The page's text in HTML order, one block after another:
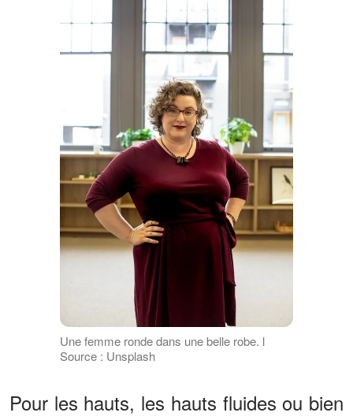
Une femme ronde dans une belle robe. l
Source : Unsplash
Pour les hauts, les hauts fluides ou bien